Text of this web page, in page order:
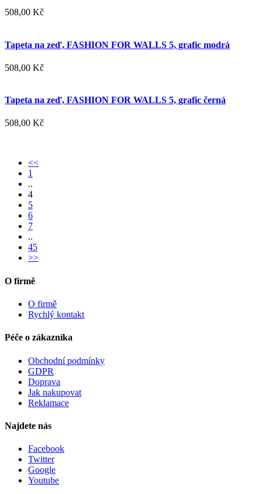
508,00 Kč
Tapeta na zeď, FASHION FOR WALLS 5, grafic modrá
508,00 Kč
Tapeta na zeď, FASHION FOR WALLS 5, grafic černá
508,00 Kč
<<
1
..
4
5
6
7
..
45
>>
O firmě
O firmě
Rychlý kontakt
Péče o zákazníka
Obchodní podmínky
GDPR
Doprava
Jak nakupovat
Reklamace
Najdete nás
Facebook
Twitter
Google
Youtube